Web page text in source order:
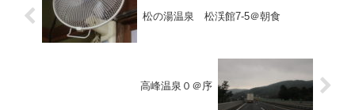
松の湯温泉 松渓館7-5＠朝食
高峰温泉０＠序